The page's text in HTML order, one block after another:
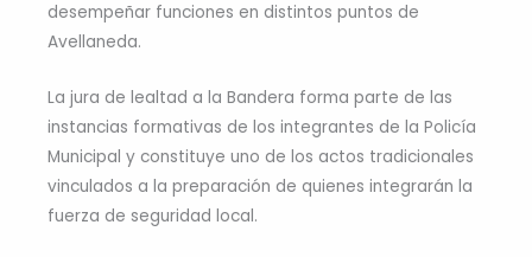
desempeñar funciones en distintos puntos de
Avellaneda.
La jura de lealtad a la Bandera forma parte de las
instancias formativas de los integrantes de la Policía
Municipal y constituye uno de los actos tradicionales
vinculados a la preparación de quienes integrarán la
fuerza de seguridad local.